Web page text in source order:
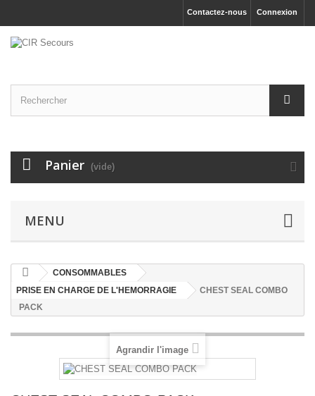
Connexion
Contactez-nous
Panier (vide)
MENU
CONSOMMABLES
PRISE EN CHARGE DE L'HEMORRAGIE
CHEST SEAL COMBO
PACK
Agrandir l'image